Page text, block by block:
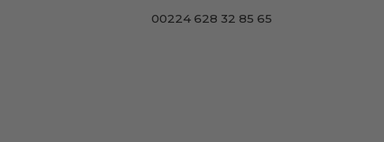
00224 628 32 85 65